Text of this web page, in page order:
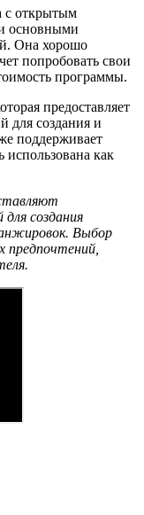
с открытым
основными
Она хорошо
попробовать свои
программы.
предоставляет
для создания и
поддерживает
как
создания
Выбор
предпочтений,